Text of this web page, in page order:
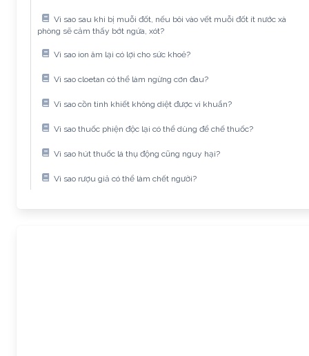
Vì sao sau khi bị muỗi đốt, nếu bôi vào vết muỗi đốt ít nước xà
phòng sẽ cảm thấy bớt ngứa, xót?
Vì sao ion âm lại có lợi cho sức khoẻ?
Vì sao cloetan có thể làm ngừng cơn đau?
Vì sao cồn tinh khiết không diệt được vi khuẩn?
Vì sao thuốc phiện độc lại có thể dùng để chế thuốc?
Vì sao hút thuốc lá thụ động cũng nguy hại?
Vì sao rượu giả có thể làm chết người?